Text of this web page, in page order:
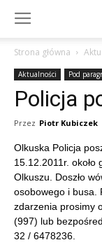
Strona główna
Aktualności Pod
Policja
Przez Piotr Kubiczek
Olkuska Policja
15.12.2011r.
Olkuszu. Doszło
osobowego i busa.
zdarzenia prosimy
(997) lub
32 / 6478236.